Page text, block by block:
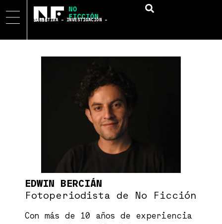
NARRATIVA – INVESTIGACIÓN – DATOS
EDWIN BERCIÁN
Fotoperiodista de No Ficción
Con más de 10 años de experiencia